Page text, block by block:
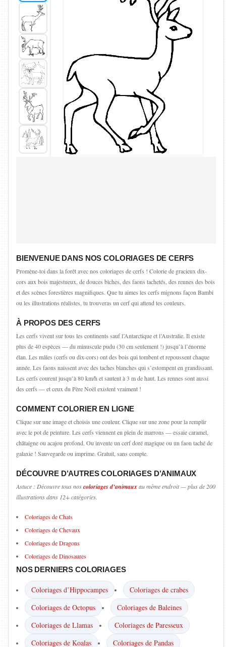
BIENVENUE DANS NOS COLORIAGES DE CERFS
Promène-toi dans la forêt avec nos coloriages de cerfs ! Colorie de gracieux dix-
cors aux bois majestueux, de douces biches, des faons tachetés, des rennes des bois
et des scènes forestières magnifiques. Que tu aimes les cerfs mignons façon Bambi
ou les illustrations réalistes, tu trouveras un cerf qui attend tes couleurs.
À PROPOS DES CERFS
Les cerfs vivent sur tous les continents sauf l’Antarctique et l’Australie. Il existe
plus de 40 espèces — du minuscule pudu (30 cm seulement !) jusqu’à l’énorme
élan. Les mâles (cerfs ou dix-cors) ont des bois qui tombent et repoussent chaque
année. Les faons naissent avec des taches blanches qui s’estompent en grandissant.
Les cerfs courent jusqu’à 80 km/h et sautent à 3 m de haut. Les rennes sont aussi
des cerfs — et ceux du Père Noël existent vraiment !
COMMENT COLORIER EN LIGNE
Clique sur une image et choisis une couleur. Clique sur une zone pour la remplir
avec le pot de peinture. Les cerfs viennent en plein de marrons — essaie caramel,
châtaigne ou acajou profond. Ou invente un cerf doré magique ou un faon taché de
galaxie ! Sauvegarde ou imprime. Gratuit, sans compte.
DÉCOUVRE D’AUTRES COLORIAGES D’ANIMAUX
Astuce : Découvre tous noscoloriages d’animauxau même endroit — plus de 200
illustrations dans 12+ catégories.
Coloriages de Chats
Coloriages de Chevaux
Coloriages de Dragons
Coloriages de Dinosaures
NOS DERNIERS COLORIAGES
Coloriages d’Hippocampes
Coloriages de crabes
Coloriages de Octopus
Coloriages de Baleines
Coloriages de Llamas
Coloriages de Paresseux
Coloriages de Koalas
Coloriages de Pandas